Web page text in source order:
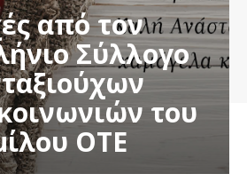
από τον
Σύλλογο
του
ΟΤΕ